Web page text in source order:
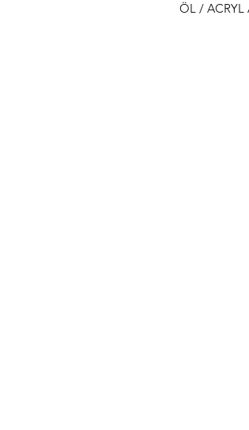
ÖL / ACRYL